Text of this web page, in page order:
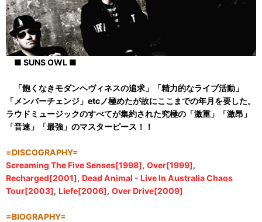
■ SUNS OWL ■
「飽くなきモダンヘヴィネスの追求」「精力的なライブ活動」
「メンバーチェンジ」etcノ極めたが故にここまでの年月を要した。
ラウドミュージックのすべてが集約された究極の「激重」「激昂」
「音速」「最強」のマスターピース！！
=DISCOGRAPHY=
Screaming The Five Senses[1998], Over[1999],
Recharged[2001], Dead Animal - Live In Australia Chaos
Tour[2003], Liefe[2006], Over Drive[2009]
=BIOGRAPHY=